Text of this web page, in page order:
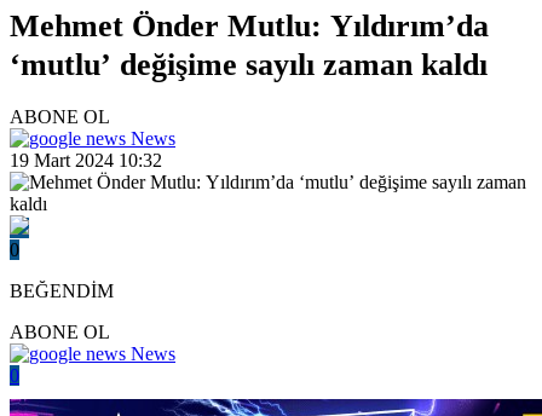
Mehmet Önder Mutlu: Yıldırım’da
‘mutlu’ değişime sayılı zaman kaldı
ABONE OL
News
19 Mart 2024 10:32
0
BEĞENDİM
ABONE OL
News
0